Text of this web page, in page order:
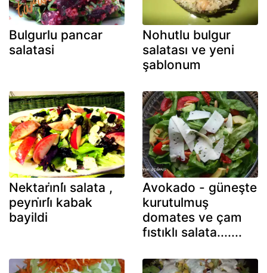
Bulgurlu pancar
salatasi
Nohutlu bulgur
salatası ve yeni
şablonum
Nektari̇nli̇ salata ,
peyni̇rli̇ kabak
bayildi
Avokado - güneşte
kurutulmuş
domates ve çam
fıstıklı salata.......